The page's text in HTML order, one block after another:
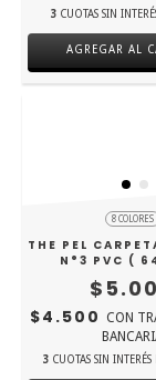
3 CUOTAS SIN
8 COLORES
THE PEL
N°3 PVC (
$4.500 CON
3 CUOTAS SIN INTERÉS